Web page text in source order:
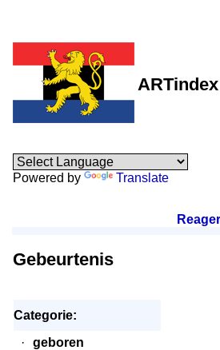
Powered by Translate
Gebeurtenis
Categorie:
·
geboren